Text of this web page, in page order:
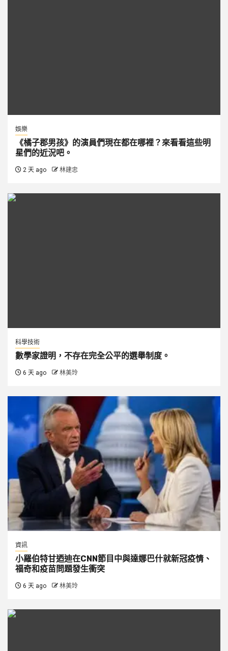
娛樂
《橘子郡男孩》的演員們現在都在哪裡？來看看這些明
星們的近況吧。
2 天 ago 林建忠
科學技術
數學家證明，不存在完全公平的選舉制度。
6 天 ago 林美玲
資訊
小羅伯特甘迺迪在CNN節目中與達娜巴什就新冠疫情、
福奇和疫苗問題發生衝突
6 天 ago 林美玲